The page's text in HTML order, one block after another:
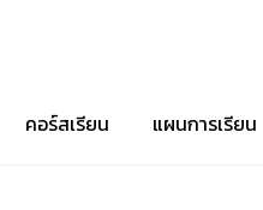
คอร์สเรียน แผนการเรียน